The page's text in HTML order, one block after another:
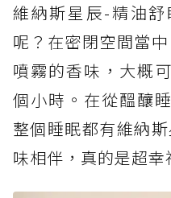
維納斯星辰-精油
呢？在密閉空間當
噴霧的香味，大概
個小時。在從醞釀
整個睡眠都有維納
味相伴，真的是超幸